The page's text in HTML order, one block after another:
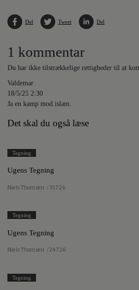
Del Tweet Del
1 kommentar
Du har ikke tilstrækkelige rettigheder til at
Valdemar
18/5/25 2:30
Ja en kamp mod islam.
Det skal du også læse
Tegning
Ugens Tegning
Niels Thomsen / 31.7.26
Tegning
Ugens Tegning
Niels Thomsen / 24.7.26
Tegning